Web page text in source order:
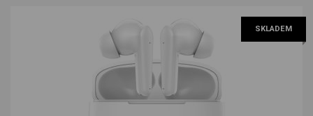
SKLADEM